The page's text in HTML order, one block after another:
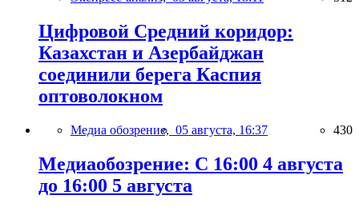
Цифровой Средний коридор:
Казахстан и Азербайджан
соединили берега Каспия
оптоволокном
Медиа обозрение, 05 августа, 16:37 430
Медиаобозрение: С 16:00 4 августа
до 16:00 5 августа